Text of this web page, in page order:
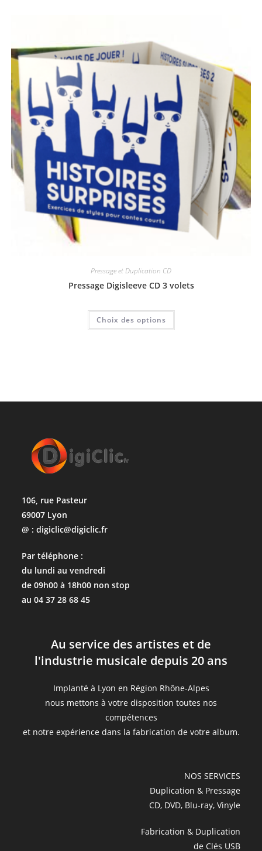
Pressage et Duplication CD
Pressage Digisleeve CD 3 volets
Choix des options
106, rue Pasteur
69007 Lyon
@ : digiclic@digiclic.fr
Par téléphone :
du lundi au vendredi
de 09h00 à 18h00 non stop
au 04 37 28 68 45
Au service des artistes et de
l'industrie musicale depuis 20 ans
Implanté à Lyon en Région Rhône-Alpes
nous mettons à votre disposition toutes nos
compétences
et notre expérience dans la fabrication de votre album.
NOS SERVICES
Duplication & Pressage
CD, DVD, Blu-ray, Vinyle
Fabrication & Duplication
de Clés USB